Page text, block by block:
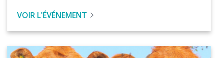
VOIR L'ÉVÉNEMENT
Image